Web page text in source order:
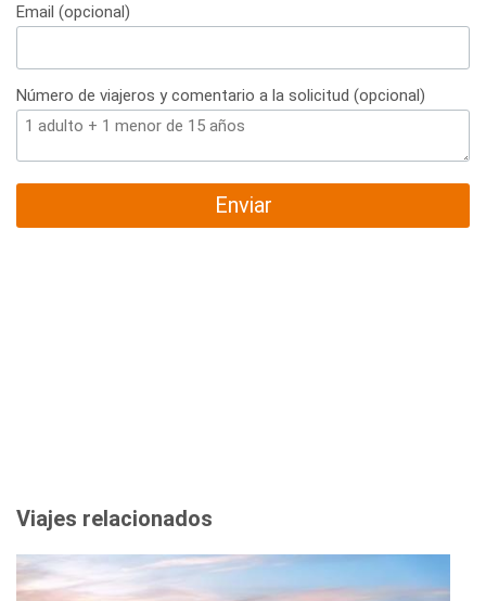
Email (opcional)
Número de viajeros y comentario a la solicitud (opcional)
Enviar
Viajes relacionados